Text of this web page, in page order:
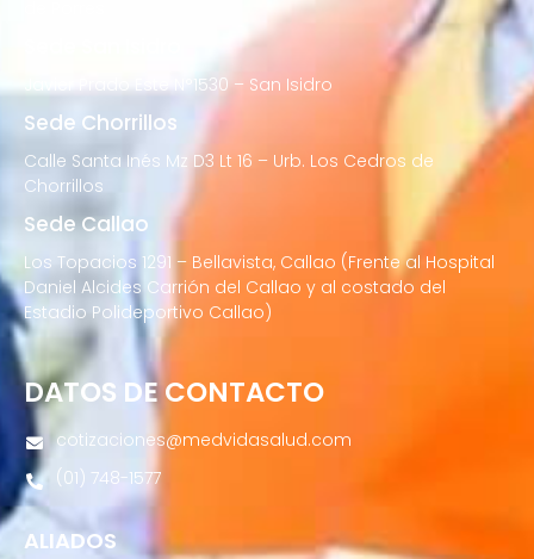
Javier Prado Este N°1530 – San Isidro
Sede Chorrillos
Calle Santa Inés Mz D3 Lt 16 – Urb. Los Cedros de
Chorrillos
Sede Callao
Los Topacios 1291 – Bellavista, Callao (Frente al Hospital
Daniel Alcides Carrión del Callao y al costado del
Estadio Polideportivo Callao)
DATOS DE CONTACTO
cotizaciones@medvidasalud.com
(01) 748-1577
ALIADOS